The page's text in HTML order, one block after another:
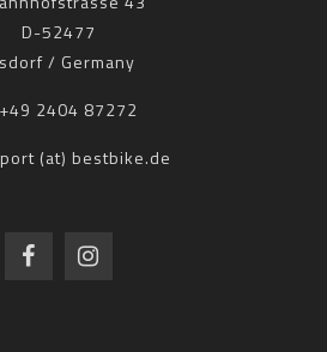
D-52477
/ Germany
+49 2404 87272
(at) bestbike.de